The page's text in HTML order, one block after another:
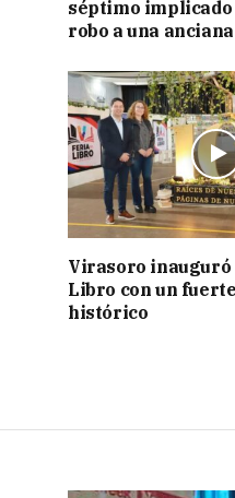
séptimo
robo a una anciana
Virasoro inauguró
Libro con un
histórico